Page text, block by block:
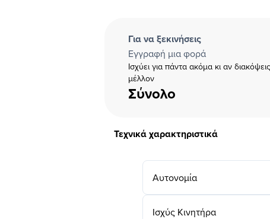
Για να ξεκινήσεις
Εγγραφή μια φορά
Ισχύει για πάντα ακόμα κι αν
μέλλον
Σύνολο
Τεχνικά χαρακτηριστικά
Αυτονομία
Ισχύς Κινητήρα